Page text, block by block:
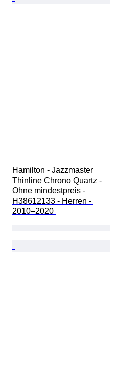
Hamilton - Jazzmaster
Thinline Chrono Quartz -
Ohne mindestpreis -
H38612133 - Herren -
2010–2020